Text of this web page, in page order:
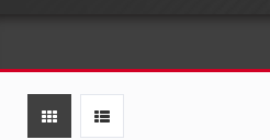
PIEGĀDE
KONTAKTINFORMĀCIJA